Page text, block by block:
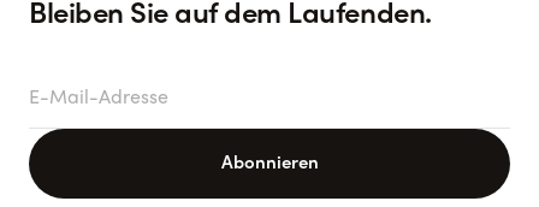
Bleiben Sie auf dem Laufenden.
E-Mail-Adresse
Abonnieren